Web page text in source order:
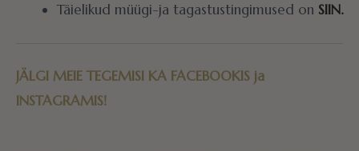
Täielikud müügi-ja tagastustingimused on SIIN.
JÄLGI MEIE TEGEMISI KA FACEBOOKIS ja
INSTAGRAMIS!